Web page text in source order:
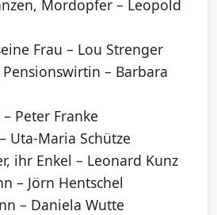
Mordopfer – Leopold
Frau – Lou Strenger
– Barbara
Peter Franke
Uta-Maria Schütze
ihr Enkel – Leonard Kunz
– Jörn Hentschel
– Daniela Wutte